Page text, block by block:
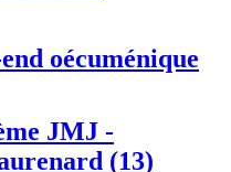
oécuménique
JMJ -
(13)